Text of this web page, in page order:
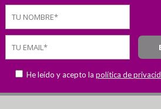
He leído y acepto la política de